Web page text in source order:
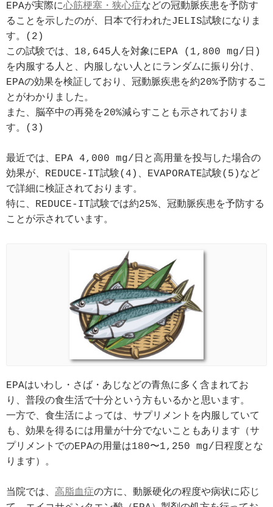
EPAが実際に心筋梗塞・狭心症などの冠動脈疾患を予防す
ることを示したのが、日本で行われたJELIS試験になりま
す。(2)
この試験では、18,645人を対象にEPA (1,800 mg/日)
を内服する人と、内服しない人とにランダムに振り分け、
EPAの効果を検証しており、冠動脈疾患を約20%予防するこ
とがわかりました。
また、脳卒中の再発を20%減らすことも示されておりま
す。(3)
最近では、EPA 4,000 mg/日と高用量を投与した場合の
効果が、REDUCE-IT試験(4)、EVAPORATE試験(5)など
で詳細に検証されております。
特に、REDUCE-IT試験では約25%、冠動脈疾患を予防する
ことが示されています。
EPAはいわし・さば・あじなどの青魚に多く含まれてお
り、普段の食生活で十分という方もいるかと思います。
一方で、食生活によっては、サプリメントを内服していて
も、効果を得るには用量が十分でないこともあります（サ
プリメントでのEPAの用量は180〜1,250 mg/日程度とな
ります）。
当院では、 高脂血症の方に、動脈硬化の程度や病状に応じ